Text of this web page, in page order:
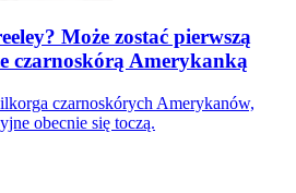
Może zostać pierwszą
czarnoskórą Amerykanką
czarnoskórych Amerykanów,
obecnie się toczą.